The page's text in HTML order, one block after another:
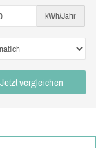
kWh/Jahr
Jetzt vergleichen